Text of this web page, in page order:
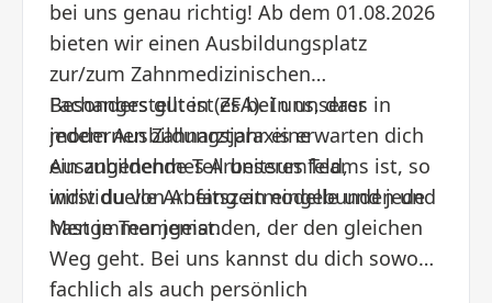
bei uns genau richtig! Ab dem 01.08.2026
bieten wir einen Ausbildungsplatz
zur/zum Zahnmedizinischen
Fachangestellten (ZFA). In unserer
modernen Zahnarztpraxis erwarten dich
ein angenehmes Arbeitsumfeld,
individuelle Arbeitszeitmodelle und jede
Menge Teamgeist.
Besonders gut ist es bei uns, dass in
jedem Ausbildungsjahr eine
Auszubildende Teil unseres Teams ist, so
wirst du von Anfang an eingebunden und
hast immer jemanden, der den gleichen
Weg geht. Bei uns kannst du dich sowohl
fachlich als auch persönlich